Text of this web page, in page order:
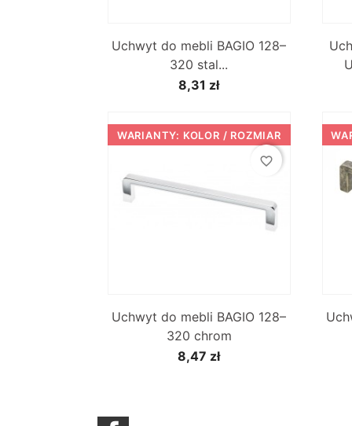
Uchwyt do mebli BAGIO 128–
320 stal...
8,31 zł
Uchwyt do mebli BAGIO 128–
320 chrom
8,47 zł
WARIANTY: KOLOR / ROZMIAR
favorite_border